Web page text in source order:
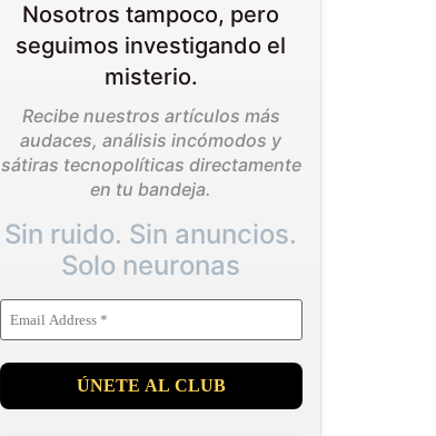
Nosotros tampoco, pero
seguimos investigando el
misterio.
Recibe nuestros artículos más
audaces, análisis incómodos y
sátiras tecnopolíticas directamente
en tu bandeja.
Sin ruido. Sin anuncios.
Solo neuronas